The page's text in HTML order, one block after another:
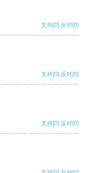
支持[0] 反对[0]
支持[0] 反对[0]
支持[0] 反对[0]